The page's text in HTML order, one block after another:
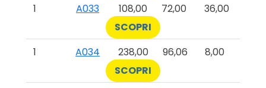
1
A033 108,00 72,00
36,00
SCOPRI
1
A034 238,00 96,06
8,00
SCOPRI